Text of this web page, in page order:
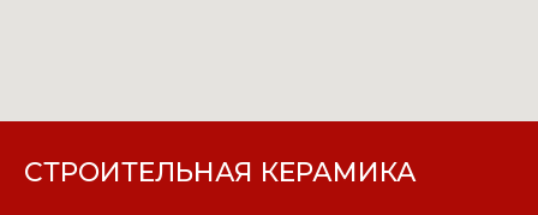
СТРОИТЕЛЬНАЯ КЕРАМИКА